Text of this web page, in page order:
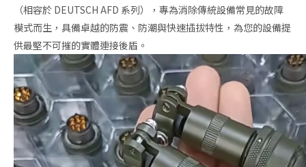
（相容於 DEUTSCH AFD 系列），專為消除傳統設備常見的故障
模式而生，具備卓越的防震、防潮與快速插拔特性，為您的設備提
供最堅不可摧的實體連接後盾。